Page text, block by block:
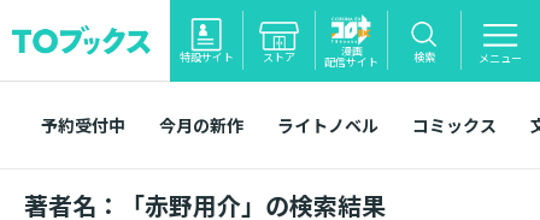
特設サイト ストア 漫画
配信サイト 検索 メニュー
予約受付中 今月の新作 ライトノベル コミックス
著者名：「赤野用介」の検索結果